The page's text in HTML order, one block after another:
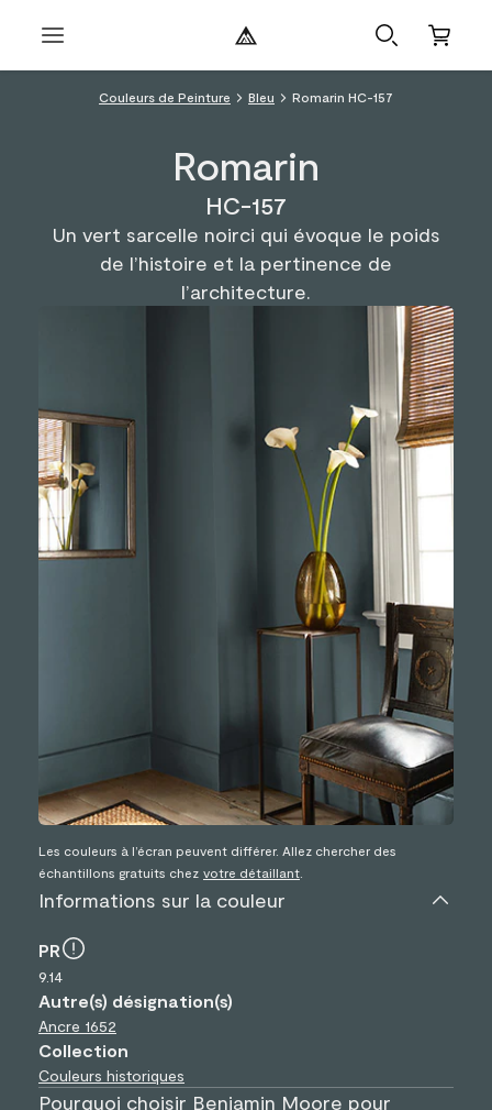
Couleurs de Peinture Bleu Romarin HC-157
Romarin
HC-157
Un vert sarcelle noirci qui évoque le poids
de l’histoire et la pertinence de
l’architecture.
Les couleurs à l’écran peuvent différer. Allez chercher des
échantillons gratuits chez votre détaillant
Informations sur la couleur
PR
9.14
Autre(s) désignation(s)
Ancre 1652
Collection
Couleurs historiques
Pourquoi choisir Benjamin Moore pour